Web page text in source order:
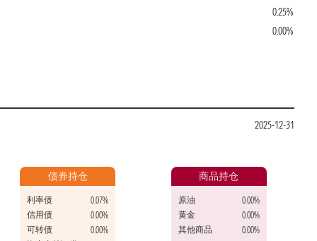
0.25%
0.00%
2025-12-31
债券持仓
利率债
0.07%
信用债
0.00%
可转债
0.00%
商品持仓
原油
0.00%
黄金
0.00%
其他商品
0.00%